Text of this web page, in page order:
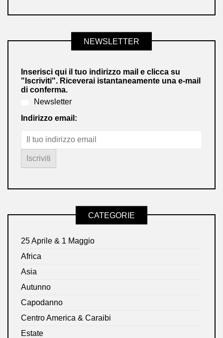
NEWSLETTER
Inserisci qui il tuo indirizzo mail e clicca su
"Iscriviti". Riceverai istantaneamente una e-mail
di conferma.
Newsletter
Indirizzo email:
CATEGORIE
25 Aprile & 1 Maggio
Africa
Asia
Autunno
Capodanno
Centro America & Caraibi
Estate